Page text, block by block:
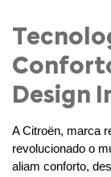
Design
A Citroën, marca
revolucionado o
aliam conforto,